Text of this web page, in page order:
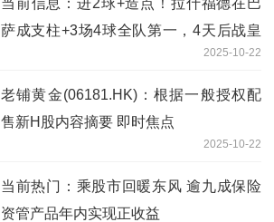
萨成支柱+3场4球全队第一，4天后战皇
2025-10-22
老铺黄金(06181.HK)：根据一般授权配
售新H股内容摘要 即时焦点
2025-10-22
当前热门：乘股市回暖东风 逾九成保险
资管产品年内实现正收益